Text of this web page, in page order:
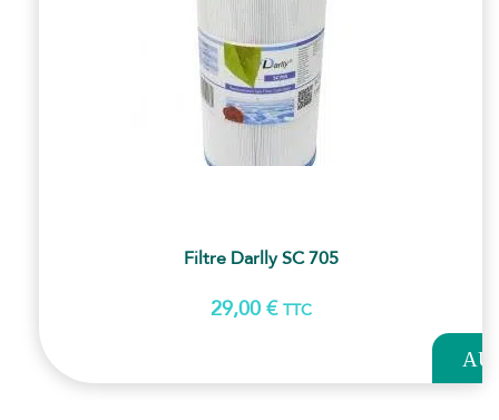
Filtre Darlly SC 705
29,00 € TTC
AU